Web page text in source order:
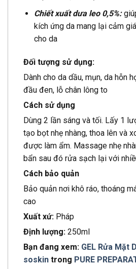
Chiết xuất dưa leo 0,5%:
kích ứng da mang lại cảm
cho da
Đối tượng sử dụng:
Dành cho da dầu, mụn, da hỗn
đầu đen, lỗ chân lông to
Cách sử dụng
Dùng 2 lần sáng và tối. Lấy 1
tạo bọt nhẹ nhàng, thoa lên và
được làm ẩm. Massage nhẹ
bẩn sau đó rửa sạch lại với
Cách bảo quản
Bảo quản nơi khô ráo, thoáng
cao
Xuất xứ: Pháp
Định lượng: 250ml
Bạn đang xem: GEL Rửa Mặt
soskin trong PURE